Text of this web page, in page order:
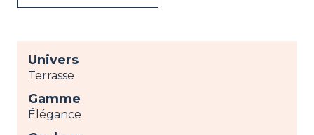
Univers
Terrasse
Gamme
Élégance